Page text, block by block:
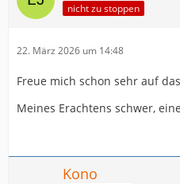
nicht zu stoppen
22. März 2026 um 14:48
Freue mich schon sehr auf
Meines Erachtens schwer,
Kono